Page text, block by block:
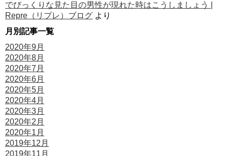
でびっくりな見た目の男性が現れた時はこうしましょう |
Repre（リプレ）ブログ より
月別記事一覧
2020年9月
2020年8月
2020年7月
2020年6月
2020年5月
2020年4月
2020年3月
2020年2月
2020年1月
2019年12月
2019年11月